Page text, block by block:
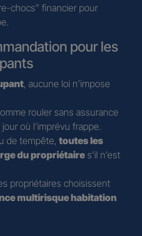
chocs” financier pour
pour les
, aucune loi n’impose
rouler sans assurance
où l’imprévu frappe.
de tempête, toutes les
du propriétaire s’il n’est
propriétaires choisissent
multirisque habitation